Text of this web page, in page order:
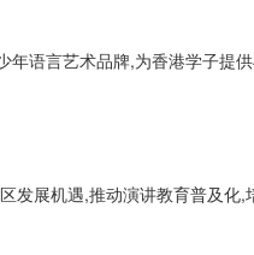
语言艺术品牌,为香港学子提
展机遇,推动演讲教育普及化,